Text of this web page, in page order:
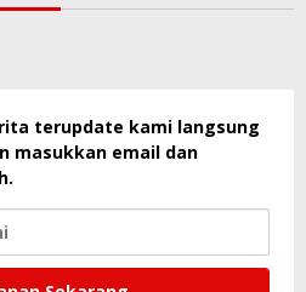
terupdate kami langsung
masukkan email dan